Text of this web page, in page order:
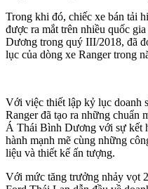
Trong khi đó, chiếc xe bán tải
được ra mắt trên nhiều quốc
Dương trong quý III/2018, đã
lục của dòng xe Ranger trong
Với việc thiết lập kỷ lục doanh
Ranger đã tạo ra những chuẩn
Á Thái Bình Dương với sự kết
hành mạnh mẽ cùng những
liệu và thiết kế ấn tượng.
Với mức tăng trưởng nhảy vọt